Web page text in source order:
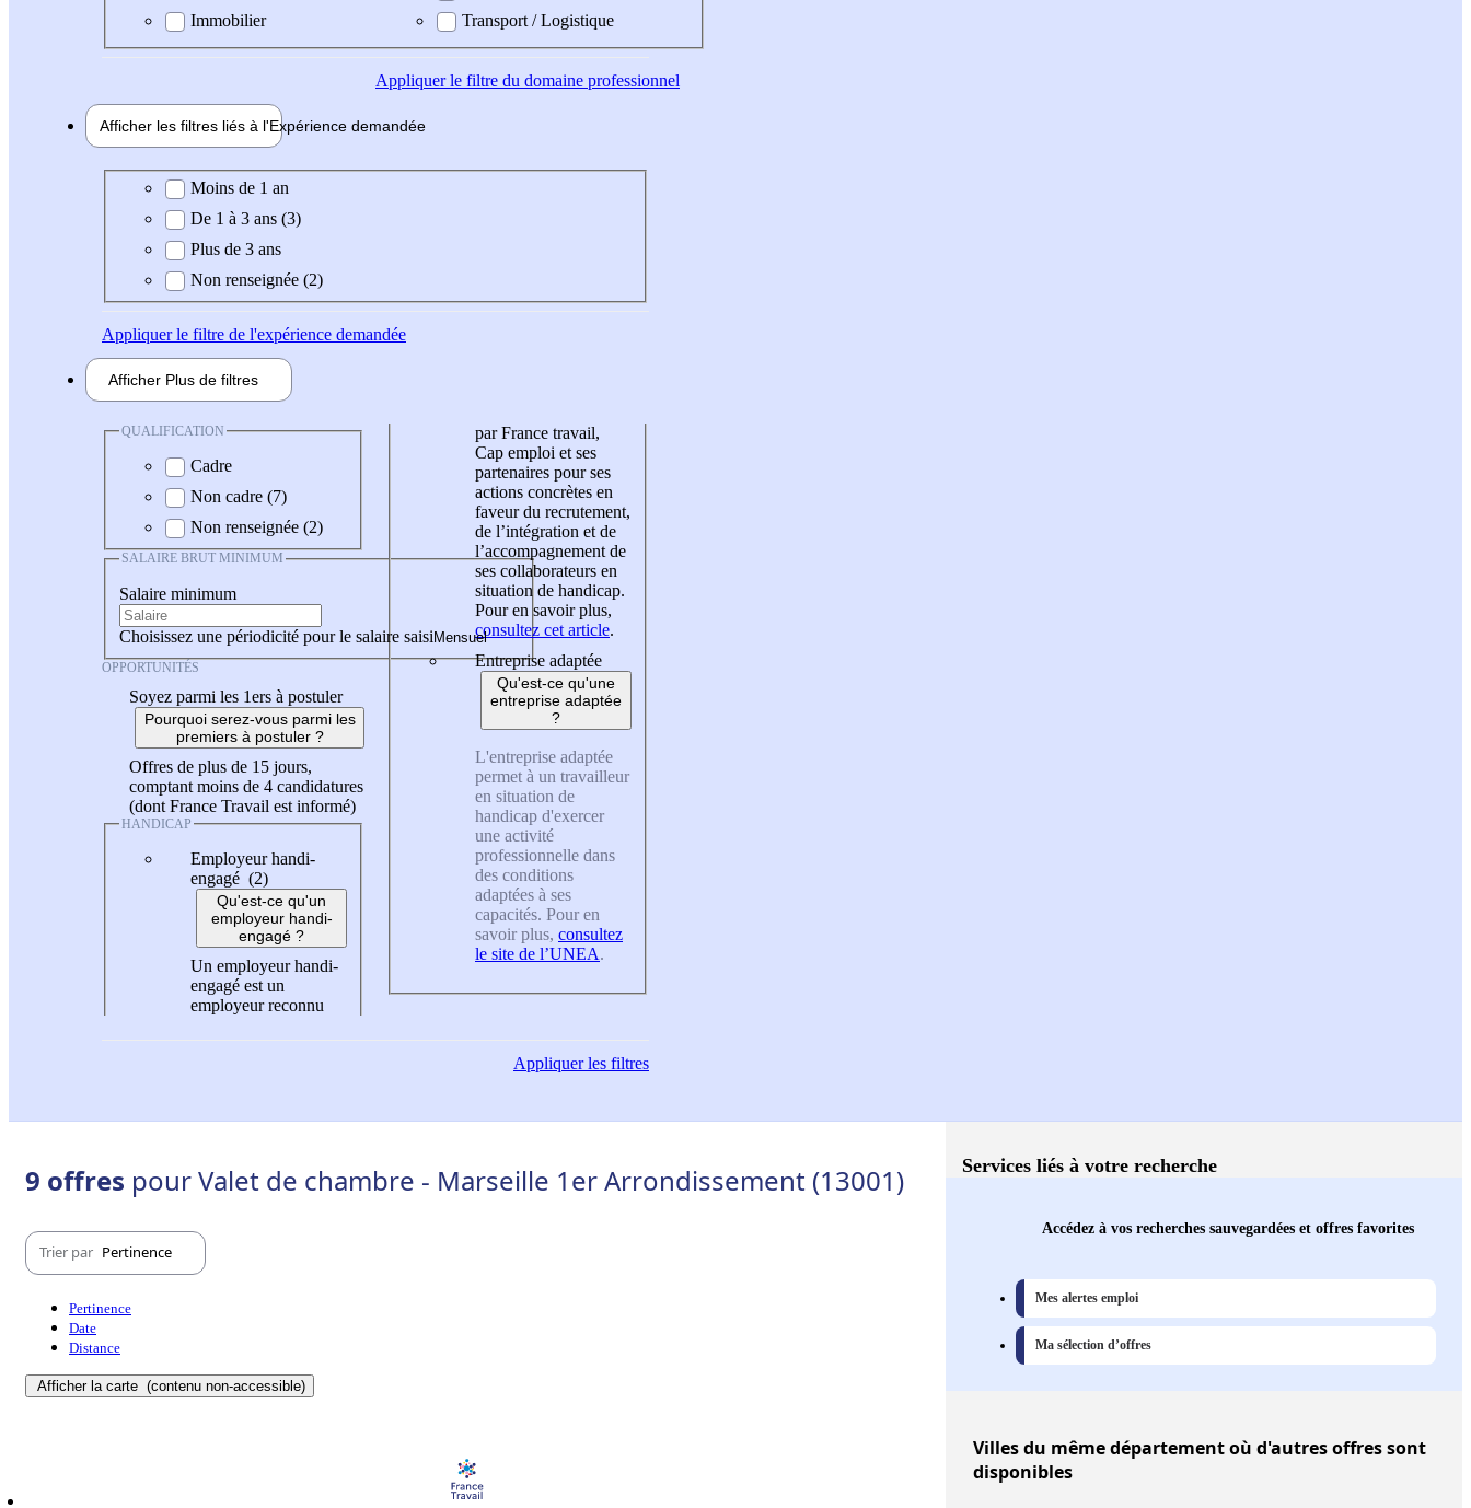
Immobilier
Transport / Logistique
Appliquerle filtre du domaine professionnel
Afficher les filtres liés à l'Expérience demandée
Expérience demandée
Moins de 1 an
De 1 à 3 ans (3)
Plus de 3 ans
Non renseignée (2)
Appliquerle filtre de l'expérience demandée
Afficher Plus de filtres
QUALIFICATION
Cadre
Non cadre (7)
Non renseignée (2)
SALAIRE BRUT MINIMUM
Salaire minimum
Choisissez une périodicité pour le salaire saisi
OPPORTUNITÉS
Soyez parmi les 1ers à postuler
Pourquoi serez-vous parmi les
premiers à postuler ?
Offres de plus de 15 jours,
comptant moins de 4 candidatures
(dont France Travail est informé)
HANDICAP
Employeur handi-
engagé (2)
Qu'est-ce qu'un
employeur handi-
engagé ?
Un employeur handi-
engagé est un
employeur reconnu
par France travail,
Cap emploi et ses
partenaires pour ses
actions concrètes en
faveur du recrutement,
de l’intégration et de
l’accompagnement de
ses collaborateurs en
situation de handicap.
Pour en savoir plus,
consultez cet article.
Entreprise adaptée
Qu'est-ce qu'une
entreprise adaptée
?
L'entreprise adaptée
permet à un travailleur
en situation de
handicap d'exercer
une activité
professionnelle dans
des conditions
adaptées à ses
capacités. Pour en
savoir plus, consultez
le site de l’UNEA.
Appliquerles filtres
9 offres pour Valet de chambre - Marseille 1er Arrondissement (13001)
Trier par Pertinence
Pertinence
Date
Distance
Afficher la carte (contenu non-accessible)
Services liés à votre recherche
Accédez à vos recherches sauvegardées et offres favorites
Mes alertes emploi
Ma sélection d’offres
Villesdu même département où d'autres offres sont
disponibles